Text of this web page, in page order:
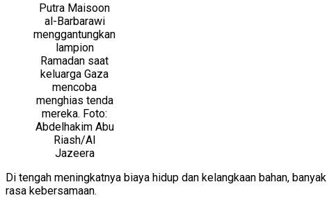
Putra Maisoon
al-Barbarawi
menggantungkan
lampion
Ramadan saat
keluarga Gaza
mencoba
menghias tenda
mereka. Foto:
Abdelhakim Abu
Riash/Al
Jazeera
Di tengah meningkatnya biaya hidup dan kelangkaan bahan,
rasa kebersamaan.